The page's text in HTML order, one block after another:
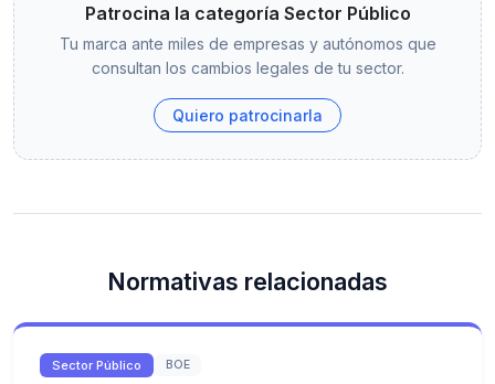
Patrocina la categoría Sector Público
Tu marca ante miles de empresas y autónomos que
consultan los cambios legales de tu sector.
Quiero patrocinarla
Normativas relacionadas
Sector Público BOE